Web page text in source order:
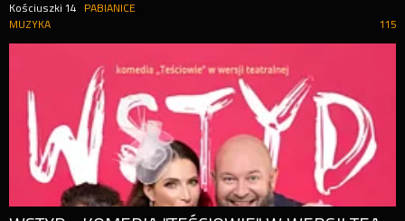
Kościuszki 14
PABIANICE
115
MUZYKA